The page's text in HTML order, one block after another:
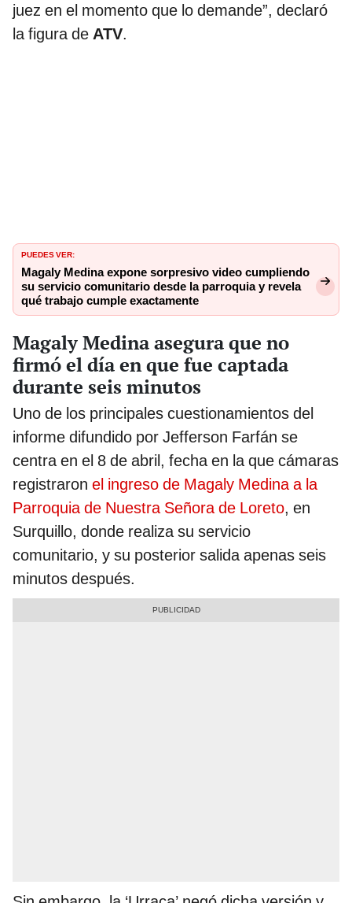
juez en el momento que lo demande”, declaró
la figura de ATV.
PUEDES VER:
Magaly Medina expone sorpresivo video cumpliendo
su servicio comunitario desde la parroquia y revela
qué trabajo cumple exactamente
Magaly Medina asegura que no
firmó el día en que fue captada
durante seis minutos
Uno de los principales cuestionamientos del
informe difundido por Jefferson Farfán se
centra en el 8 de abril, fecha en la que cámaras
registraron el ingreso de Magaly Medina a la
Parroquia de Nuestra Señora de Loreto, en
Surquillo, donde realiza su servicio
comunitario, y su posterior salida apenas seis
minutos después.